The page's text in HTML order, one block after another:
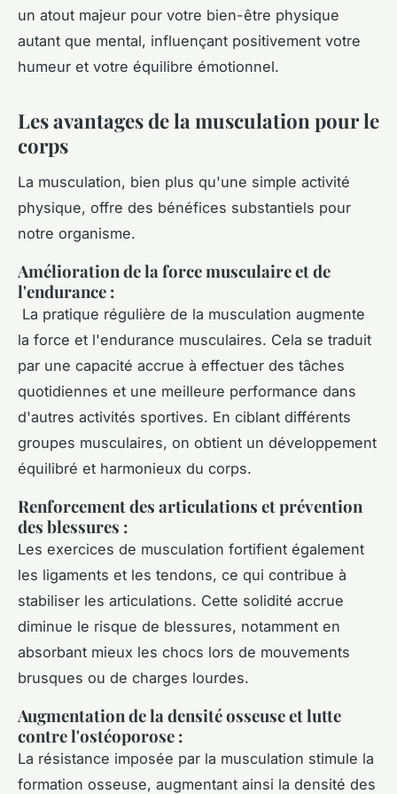
un atout majeur pour votre bien-être physique
autant que mental, influençant positivement votre
humeur et votre équilibre émotionnel.
Les avantages de la musculation pour le
corps
La musculation, bien plus qu'une simple activité
physique, offre des bénéfices substantiels pour
notre organisme.
Amélioration de la force musculaire et de
l'endurance :
La pratique régulière de la musculation augmente
la force et l'endurance musculaires. Cela se traduit
par une capacité accrue à effectuer des tâches
quotidiennes et une meilleure performance dans
d'autres activités sportives. En ciblant différents
groupes musculaires, on obtient un développement
équilibré et harmonieux du corps.
Renforcement des articulations et prévention
des blessures :
Les exercices de musculation fortifient également
les ligaments et les tendons, ce qui contribue à
stabiliser les articulations. Cette solidité accrue
diminue le risque de blessures, notamment en
absorbant mieux les chocs lors de mouvements
brusques ou de charges lourdes.
Augmentation de la densité osseuse et lutte
contre l'ostéoporose :
La résistance imposée par la musculation stimule la
formation osseuse, augmentant ainsi la densité des